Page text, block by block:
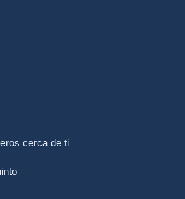
cerca de ti